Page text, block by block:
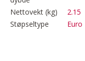
Nettovekt (kg) 2.15
Støpseltype
Euro